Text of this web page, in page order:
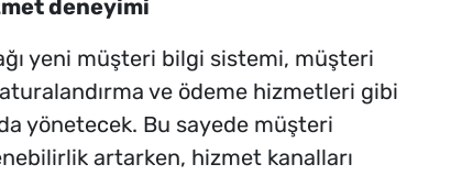
deneyimi
yeni müşteri bilgi sistemi, müşteri
ve ödeme hizmetleri gibi
yönetecek. Bu sayede müşteri
artarken, hizmet kanalları